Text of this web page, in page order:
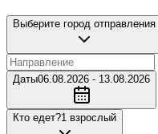
Выберите город отправления
Даты06.08.2026 - 13.08.2026
Кто едет?1 взрослый